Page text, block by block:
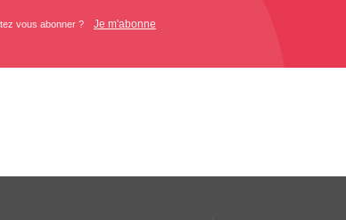
vous abonner ? Je m'abonne